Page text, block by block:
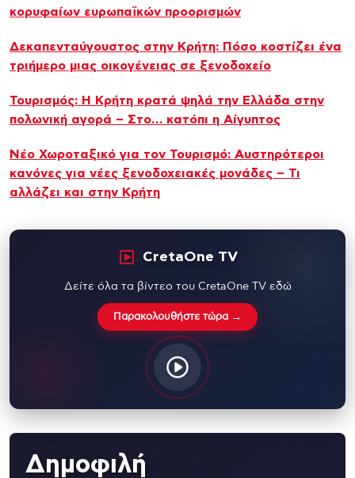
κορυφαίων ευρωπαϊκών προορισμών
Δεκαπενταύγουστος στην Κρήτη: Πόσο κοστίζει ένα
τριήμερο μιας οικογένειας σε ξενοδοχείο
Τουρισμός: Η Κρήτη κρατά ψηλά την Ελλάδα στην
πολωνική αγορά – Στο… κατόπι η Αίγυπτος
Νέο Χωροταξικό για τον Τουρισμό: Αυστηρότεροι
κανόνες για νέες ξενοδοχειακές μονάδες – Τι
αλλάζει και στην Κρήτη
CretaOne TV
Δείτε όλα τα βίντεο του CretaOne TV εδώ
Παρακολουθήστε τώρα →
Δημοφιλή